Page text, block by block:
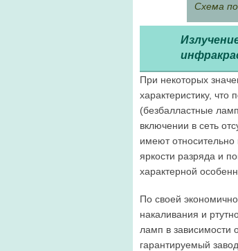
Схема
При некоторых
характеристику,
(безбалластные
включении в сеть
имеют
яркости разряда и
характерной
По своей
накаливания и
ламп в зависимости
гарантируемый